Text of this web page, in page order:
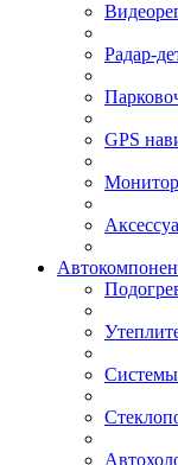
Радар-
GPS
Системы